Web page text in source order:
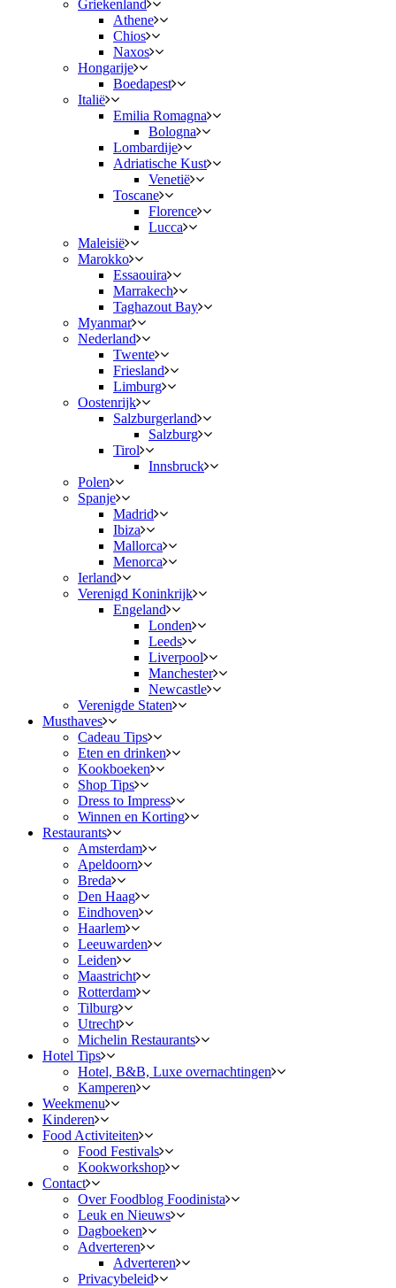
Griekenland
Athene
Chios
Naxos
Hongarije
Boedapest
Italië
Emilia Romagna
Bologna
Lombardije
Adriatische Kust
Venetië
Toscane
Florence
Lucca
Maleisië
Marokko
Essaouira
Marrakech
Taghazout Bay
Myanmar
Nederland
Twente
Friesland
Limburg
Oostenrijk
Salzburgerland
Salzburg
Tirol
Innsbruck
Polen
Spanje
Madrid
Ibiza
Mallorca
Menorca
Ierland
Verenigd Koninkrijk
Engeland
Londen
Leeds
Liverpool
Manchester
Newcastle
Verenigde Staten
Musthaves
Cadeau Tips
Eten en drinken
Kookboeken
Shop Tips
Dress to Impress
Winnen en Korting
Restaurants
Amsterdam
Apeldoorn
Breda
Den Haag
Eindhoven
Haarlem
Leeuwarden
Leiden
Maastricht
Rotterdam
Tilburg
Utrecht
Michelin Restaurants
Hotel Tips
Hotel, B&B, Luxe overnachtingen
Kamperen
Weekmenu
Kinderen
Food Activiteiten
Food Festivals
Kookworkshop
Contact
Over Foodblog Foodinista
Leuk en Nieuws
Dagboeken
Adverteren
Adverteren
Privacybeleid